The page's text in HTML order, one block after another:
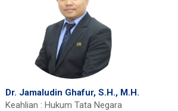
Dr. Jamaludin Ghafur, S.H., M.H.
Keahlian : Hukum Tata Negara